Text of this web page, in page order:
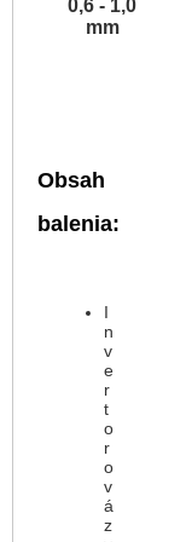
0,6 - 1,0
mm
Obsah
balenia:
I
n
v
e
r
t
o
r
o
v
á
z